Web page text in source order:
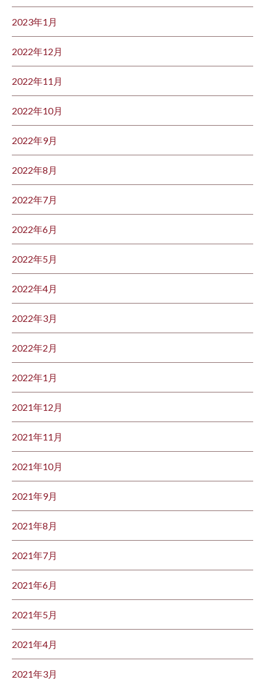
2023年1月
2022年12月
2022年11月
2022年10月
2022年9月
2022年8月
2022年7月
2022年6月
2022年5月
2022年4月
2022年3月
2022年2月
2022年1月
2021年12月
2021年11月
2021年10月
2021年9月
2021年8月
2021年7月
2021年6月
2021年5月
2021年4月
2021年3月